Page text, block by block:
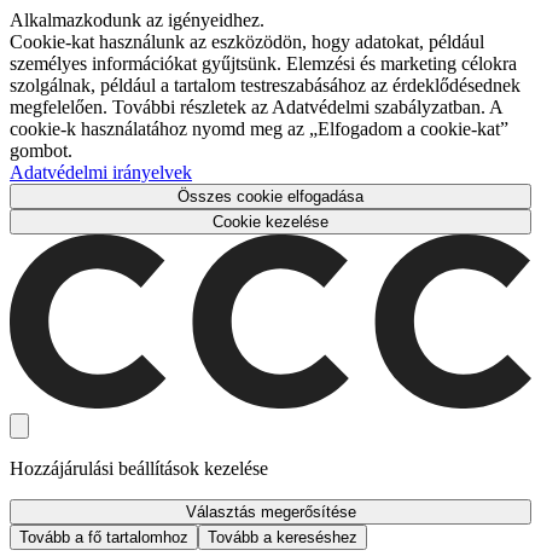
Alkalmazkodunk az igényeidhez.
Cookie-kat használunk az eszközödön, hogy adatokat, például
személyes információkat gyűjtsünk. Elemzési és marketing célokra
szolgálnak, például a tartalom testreszabásához az érdeklődésednek
megfelelően. További részletek az Adatvédelmi szabályzatban. A
cookie-k használatához nyomd meg az „Elfogadom a cookie-kat”
gombot.
Adatvédelmi irányelvek
Összes cookie elfogadása
Cookie kezelése
Hozzájárulási beállítások kezelése
Választás megerősítése
Tovább a fő tartalomhoz
Tovább a kereséshez